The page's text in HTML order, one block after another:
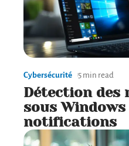
Cybersécurité 5 min read
Détection des
sous
notifications